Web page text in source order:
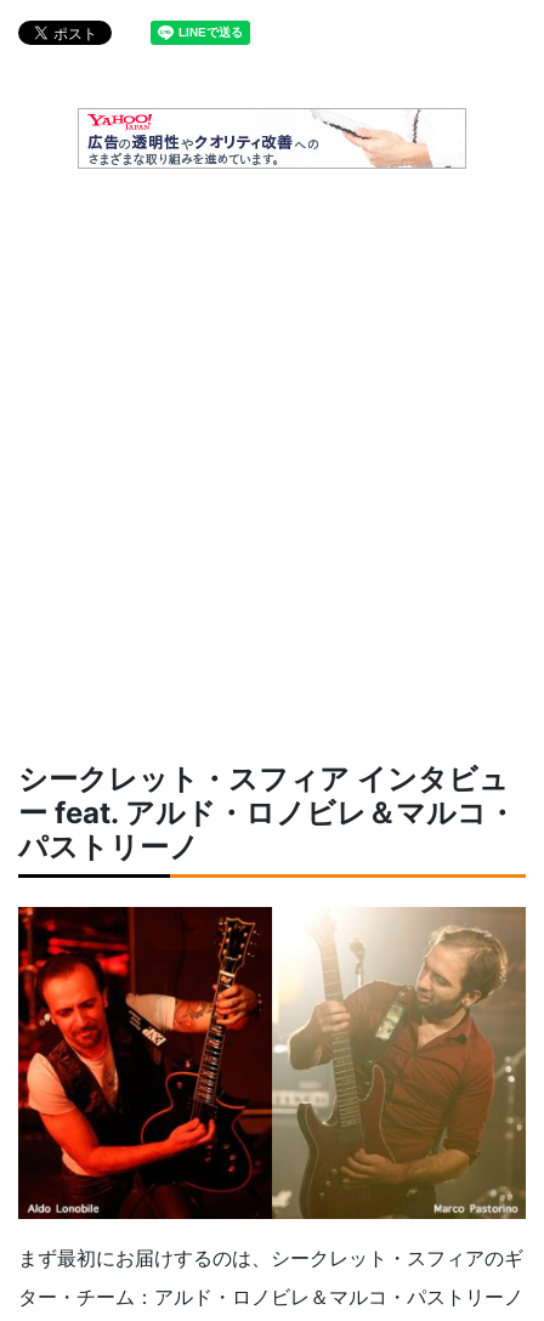
シークレット・スフィア インタビュ
ー feat. アルド・ロノビレ＆マルコ・
パストリーノ
まず最初にお届けするのは、シークレット・スフィアのギ
ター・チーム：アルド・ロノビレ＆マルコ・パストリーノ